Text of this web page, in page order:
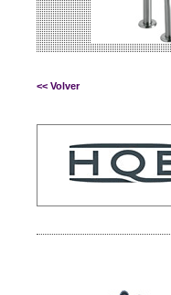
<< Volver